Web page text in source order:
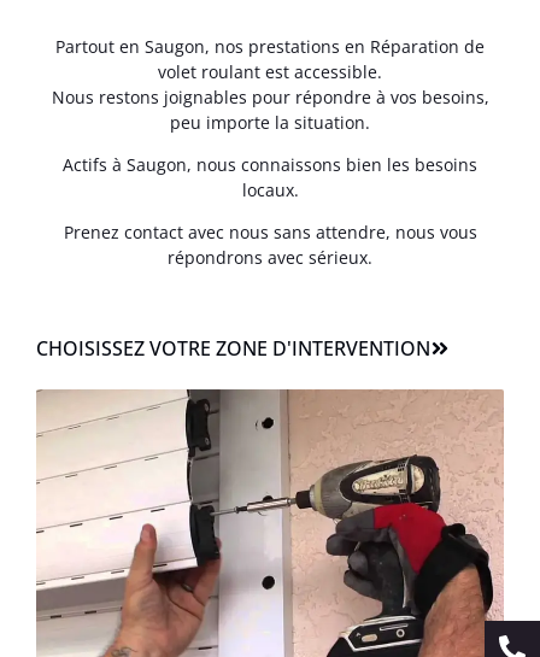
Partout en Saugon, nos prestations en Réparation de
volet roulant est accessible.
Nous restons joignables pour répondre à vos besoins,
peu importe la situation.
Actifs à Saugon, nous connaissons bien les besoins
locaux.
Prenez contact avec nous sans attendre, nous vous
répondrons avec sérieux.
CHOISISSEZ VOTRE ZONE D'INTERVENTION